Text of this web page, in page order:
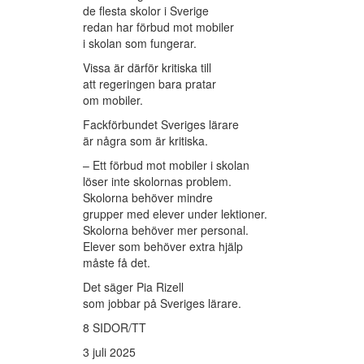
de flesta skolor i Sverige
redan har förbud mot mobiler
i skolan som fungerar.
Vissa är därför kritiska till
att regeringen bara pratar
om mobiler.
Fackförbundet Sveriges lärare
är några som är kritiska.
– Ett förbud mot mobiler i skolan
löser inte skolornas problem.
Skolorna behöver mindre
grupper med elever under lektioner.
Skolorna behöver mer personal.
Elever som behöver extra hjälp
måste få det.
Det säger Pia Rizell
som jobbar på Sveriges lärare.
8 SIDOR/TT
3 juli 2025